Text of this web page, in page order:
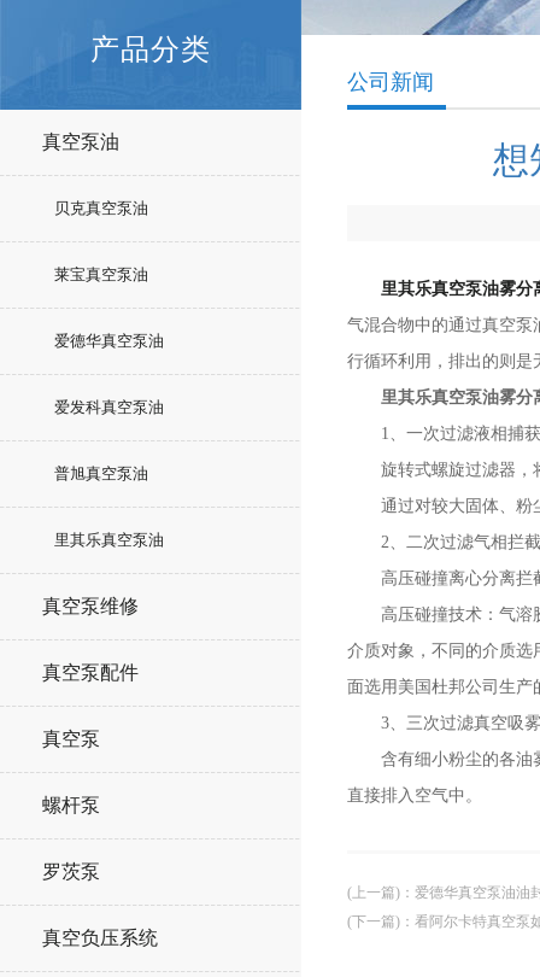
产品分类
真空泵油
贝克真空泵油
莱宝真空泵油
爱德华真空泵油
爱发科真空泵油
普旭真空泵油
里其乐真空泵油
真空泵维修
真空泵配件
真空泵
螺杆泵
罗茨泵
真空负压系统
公司新闻
想
里其乐真空泵油雾分
气混合物中的通过真空泵
行循环利用，排出的则是
里其乐真空泵油雾分
1、一次过滤液相捕获
旋转式螺旋过滤器，
通过对较大固体、粉尘
2、二次过滤气相拦截
高压碰撞离心分离拦
高压碰撞技术：气溶胶
介质对象，不同的介质选
面选用美国杜邦公司生产
3、三次过滤真空吸雾
含有细小粉尘的各油雾
直接排入空气中。
(上一篇) ： 爱德华真空泵油油
(下一篇) ： 看阿尔卡特真空泵